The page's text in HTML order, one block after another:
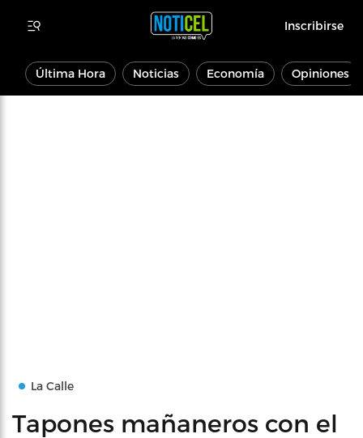
Inscribirse
Última Hora Noticias Economía Opiniones
La Calle
Tapones mañaneros con el